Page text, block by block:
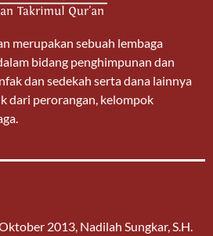
merupakan sebuah lembaga
bidang penghimpunan dan
dan sedekah serta dana lainnya
dari perorangan, kelompok
2013, Nadilah Sungkar, S.H.